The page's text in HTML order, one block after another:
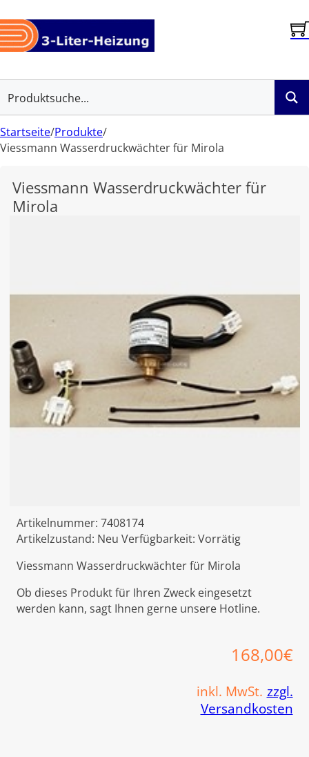
Startseite/Produkte/
Viessmann Wasserdruckwächter für Mirola
Viessmann Wasserdruckwächter für
Mirola
Artikelnummer: 7408174
Artikelzustand: Neu Verfügbarkeit: Vorrätig
Viessmann Wasserdruckwächter für Mirola
Ob dieses Produkt für Ihren Zweck eingesetzt
werden kann, sagt Ihnen gerne unsere Hotline.
168,00€
inkl. MwSt. zzgl.
Versandkosten